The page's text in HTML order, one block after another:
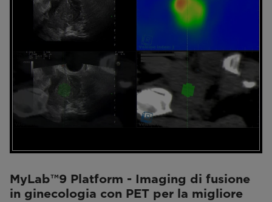
MyLab™9 Platform - Imaging di fusione
in ginecologia con PET per la migliore